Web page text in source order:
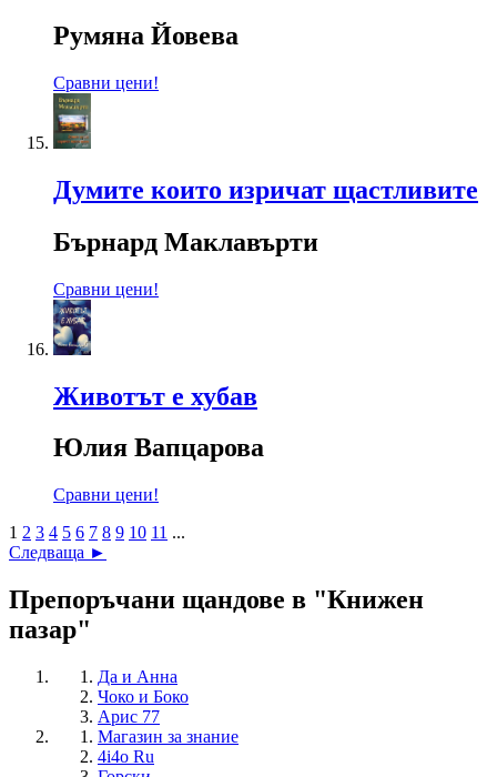
Румяна Йовева
Сравни цени!
Думите които изричат щастливите
Бърнард Маклавърти
Сравни цени!
Животът е хубав
Юлия Вапцарова
Сравни цени!
1 2 3 4 5 6 7 8 9 10 11 ...
Следваща ►
Препоръчани щандове в "Книжен
пазар"
Да и Анна
Чоко и Боко
Арис 77
Магазин за знание
4i4o Ru